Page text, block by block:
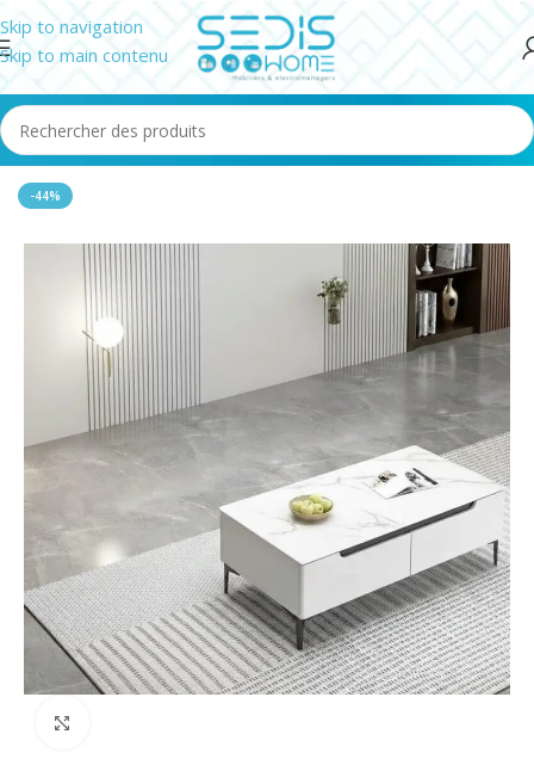
Skip to navigation
Skip to main contenu
Accueil/Salon/Tables basses
-44%